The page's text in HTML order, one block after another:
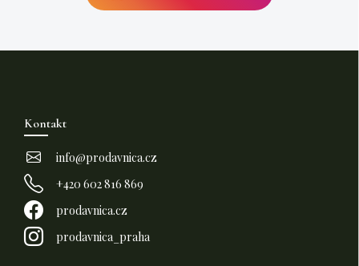
Kontakt
info@prodavnica.cz
+420 602 816 869
prodavnica.cz
prodavnica_praha